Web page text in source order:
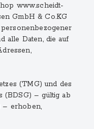
www.scheidt-
GmbH & Co.KG
alle Daten, die auf
(TMG) und des
(BDSG) – gültig ab
– erhoben,